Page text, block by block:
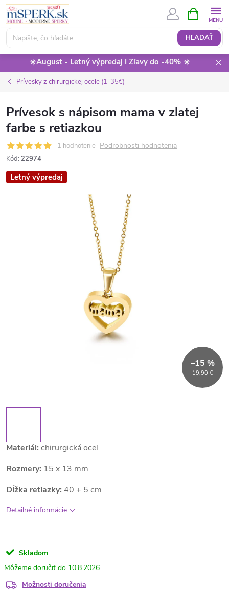
Prejsť
obsah
HĽADAŤ
KOŠÍK
☀️August - Letný výpredaj I Zľavy do -40% ☀️
Prívesky z chirurgickej ocele (1-35€)
Prívesok s nápisom mama v zlatej
farbe s retiazkou
1 hodnotenie Podrobnosti hodnotenia
Kód: 22974
Letný výpredaj
19,90 €
–15 %
Materiál: chirurgická oceľ
Rozmery: 15 x 13 mm
Dĺžka retiazky: 40 + 5 cm
Detailné informácie
Skladom
10.8.2026
Možnosti doručenia